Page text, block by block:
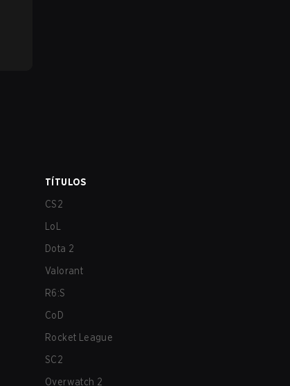
TÍTULOS
CS2
LoL
Dota 2
Valorant
R6:S
CoD
Rocket League
SC2
Overwatch 2